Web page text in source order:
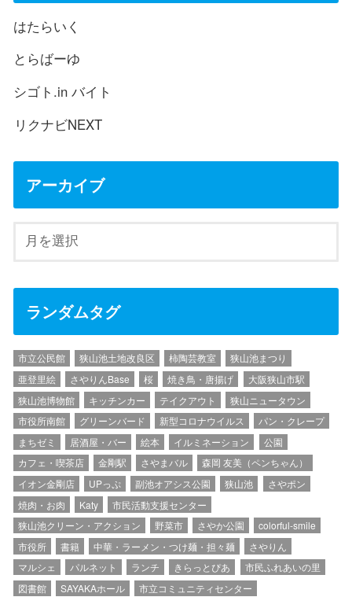
はたらいく
とらばーゆ
シゴト.in バイト
リクナビNEXT
アーカイブ
ランダムタグ
市立公民館 狭山池土地改良区 柿陶芸教室
狭山池まつり
亜登里絵
さやりんBase 桜 焼き鳥・唐揚げ
大阪狭山市駅
狭山池博物館
キッチンカー テイクアウト
狭山ニュータウン
市役所南館
グリーンバード 新型コロナウイルス
パン・クレープ
まちゼミ
居酒屋・バー 絵本 イルミネーション
公園
カフェ・喫茶店
金剛駅 さやまバル
森岡 友美（ペンちゃん）
イオン金剛店
UPっぷ 副池オアシス公園 狭山池
さやポン
焼肉・お肉
Katy
市民活動支援センター
狭山池クリーン・アクション
野菜市 さやか公園
colorful-smile
市役所
書籍 中華・ラーメン・つけ麺・担々麺
さやりん
マルシェ
パルネット ランチ きらっとぴあ
市民ふれあいの里
図書館
SAYAKAホール 市立コミュニティセンター